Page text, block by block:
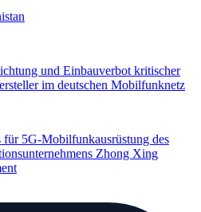
und Einbauverbot kritischer
im deutschen Mobilfunknetz
für 5G-Mobilfunkausrüstung des
Zhong Xing